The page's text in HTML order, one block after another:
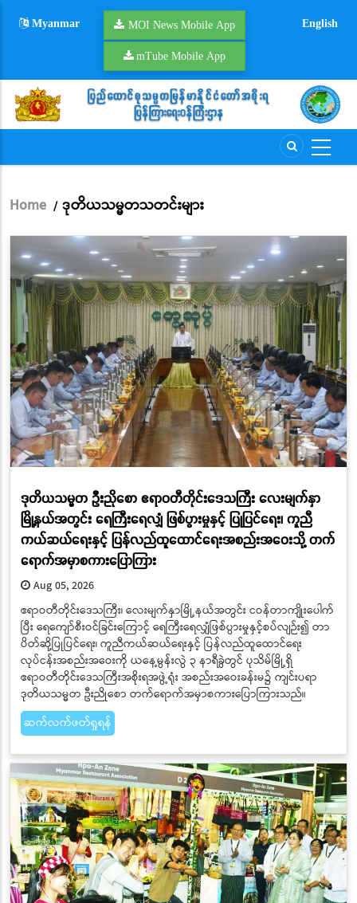
Myanmar MOI News Mobile App
mTube Mobile App
English
Breadcrumb
Home / ဒုတိယသမ္မတသတင်းများ
ဒုတိယသမ္မတ ဦးညိုစော ဧရာဝတီတိုင်းဒေသကြီး လေးမျက်နှာ
မြို့နယ်အတွင်း ရေကြီးရေလျှံ ဖြစ်ပွားမှုနှင့် ပြုပြင်ရေး၊ ကူညီ
ကယ်ဆယ်ရေးနှင့် ပြန်လည်ထူထောင်ရေးအစည်းအဝေးသို့ တက်
ရောက်အမှာစကားပြောကြား
Aug 05, 2026
ဧရာဝတီတိုင်းဒေသကြီး၊ လေးမျက်နှာမြို့နယ်အတွင်း ငဝန်တာကျိုးပေါက်
ပြီး ရေကျော်စီးဝင်ခြင်းကြောင့် ရေကြီးရေလျှံဖြစ်ပွားမှုနှင့်စပ်လျဉ်း၍ တာ
ပိတ်ဆို့ပြုပြင်ရေး၊ ကူညီကယ်ဆယ်ရေးနှင့် ပြန်လည်ထူထောင်ရေး
လုပ်ငန်းအစည်းအဝေးကို ယနေ့မွန်းလွဲ ၃ နာရီခွဲတွင် ပုသိမ်မြို့ရှိ
ဧရာဝတီတိုင်းဒေသကြီးအစိုးရအဖွဲ့ရုံး အစည်းအဝေးခန်းမ၌ ကျင်းပရာ
ဒုတိယသမ္မတ ဦးညိုစော တက်ရောက်အမှာစကားပြောကြားသည်။
ဆက်လက်ဖတ်ရှုရန်